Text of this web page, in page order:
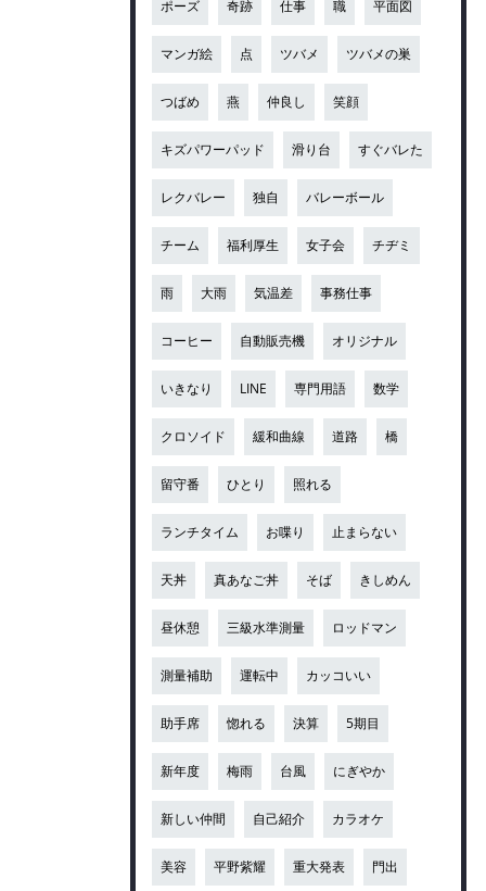
ポーズ 奇跡 仕事 職 平面図
マンガ絵 点 ツバメ ツバメの巣
つばめ 燕 仲良し 笑顔
キズパワーパッド 滑り台 すぐバレた
レクバレー 独自 バレーボール
チーム 福利厚生 女子会 チヂミ
雨 大雨 気温差 事務仕事
コーヒー 自動販売機 オリジナル
いきなり LINE 専門用語 数学
クロソイド 緩和曲線 道路 橋
留守番 ひとり 照れる
ランチタイム お喋り 止まらない
天丼 真あなご丼 そば きしめん
昼休憩 三級水準測量 ロッドマン
測量補助 運転中 カッコいい
助手席 惚れる 決算 5期目
新年度 梅雨 台風 にぎやか
新しい仲間 自己紹介 カラオケ
美容 平野紫耀 重大発表 門出